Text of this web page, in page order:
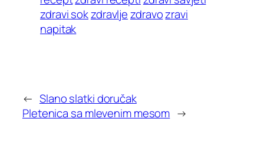
zdravi sokzdravljezdravozravi
napitak
← Slano slatki doručak
Pletenica sa mlevenim mesom →